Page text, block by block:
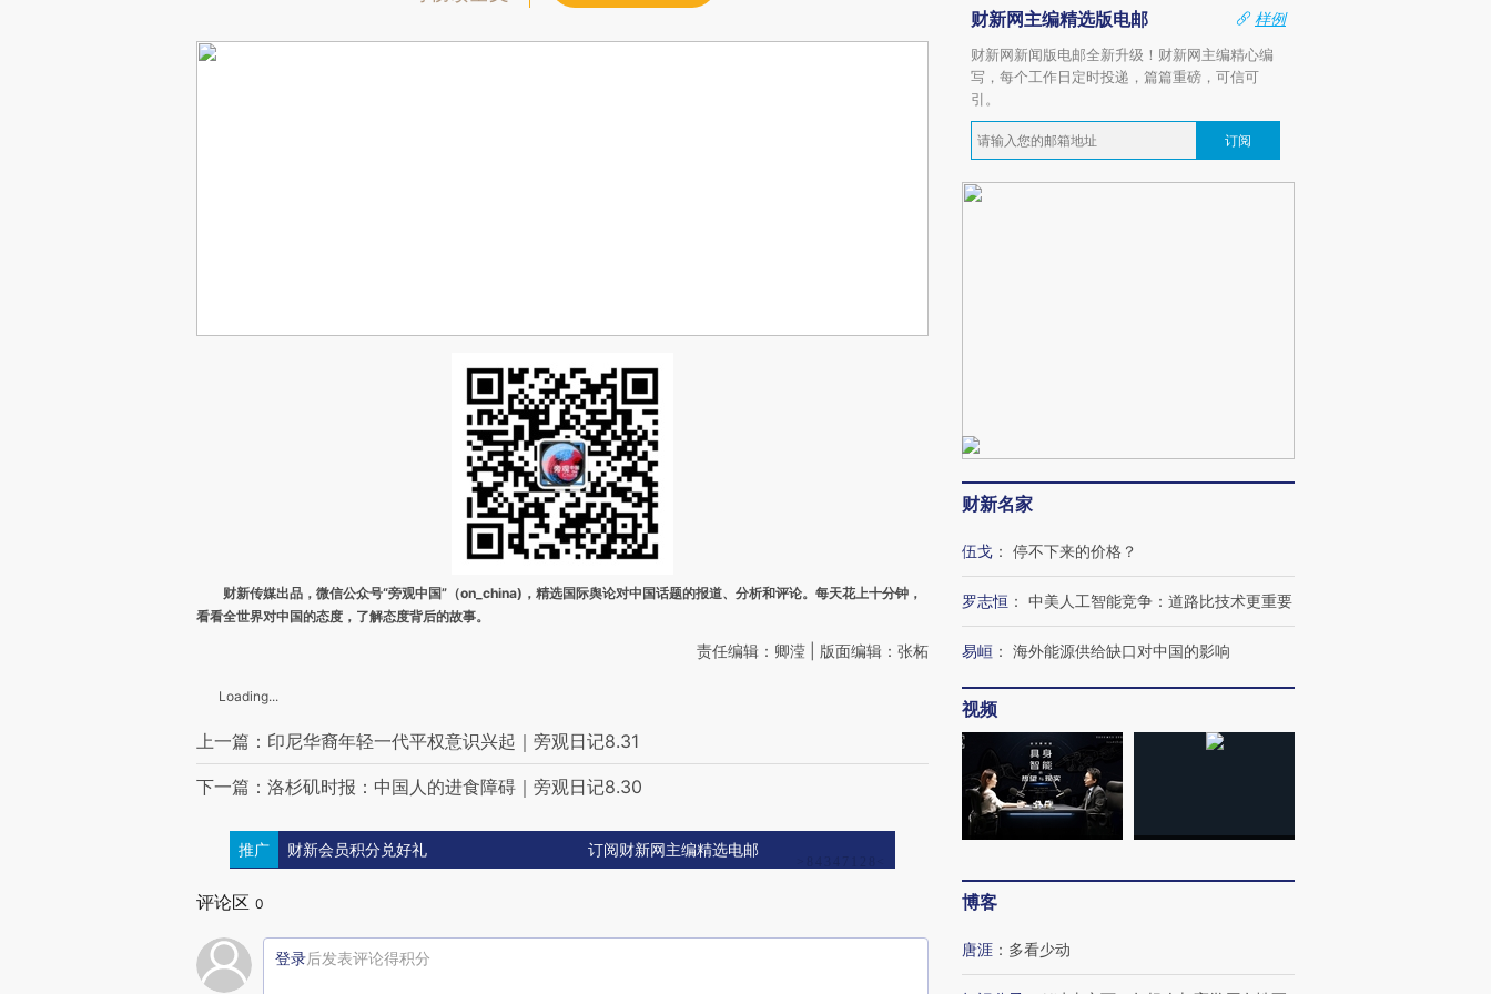
财新传媒出品，微信公众号“旁观中国”（on_china)，精选国际舆论对中国话题的报道、分析和评论。每天花上十分钟，
看看全世界对中国的态度，了解态度背后的故事。
责任编辑：卿滢 | 版面编辑：张柘
Loading...
上一篇：印尼华裔年轻一代平权意识兴起｜旁观日记8.31
下一篇：洛杉矶时报：中国人的进食障碍｜旁观日记8.30
推广 财新会员积分兑好礼 订阅财新网主编精选电邮
评论区 0
登录后发表评论得积分
财新网主编精选版电邮
样例
财新网新闻版电邮全新升级！财新网主编精心编
写，每个工作日定时投递，篇篇重磅，可信可
引。
订阅
财新名家
伍戈 ： 停不下来的价格？
罗志恒 ： 中美人工智能竞争：道路比技术更重要
易峘 ： 海外能源供给缺口对中国的影响
视频
博客
唐涯 ： 多看少动